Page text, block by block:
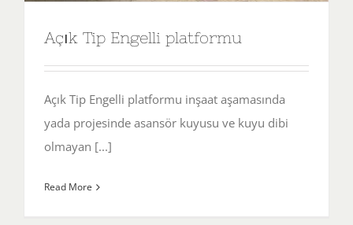
Açık Tip Engelli platformu
Açık Tip Engelli platformu inşaat aşamasında
yada projesinde asansör kuyusu ve kuyu dibi
olmayan [...]
Read More